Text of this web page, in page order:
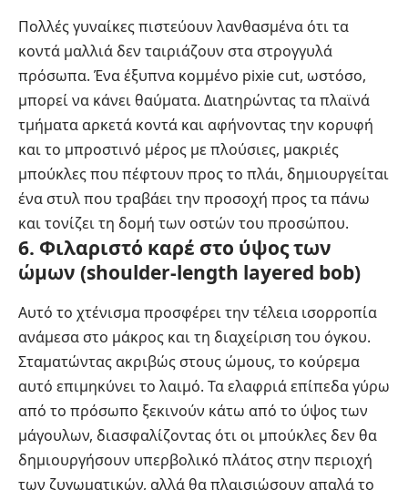
Πολλές γυναίκες πιστεύουν λανθασμένα ότι τα
κοντά μαλλιά δεν ταιριάζουν στα στρογγυλά
πρόσωπα. Ένα έξυπνα κομμένο pixie cut, ωστόσο,
μπορεί να κάνει θαύματα. Διατηρώντας τα πλαϊνά
τμήματα αρκετά κοντά και αφήνοντας την κορυφή
και το μπροστινό μέρος με πλούσιες, μακριές
μπούκλες που πέφτουν προς το πλάι, δημιουργείται
ένα στυλ που τραβάει την προσοχή προς τα πάνω
και τονίζει τη δομή των οστών του προσώπου.
6. Φιλαριστό καρέ στο ύψος των
ώμων (shoulder-length layered bob)
Αυτό το χτένισμα προσφέρει την τέλεια ισορροπία
ανάμεσα στο μάκρος και τη διαχείριση του όγκου.
Σταματώντας ακριβώς στους ώμους, το κούρεμα
αυτό επιμηκύνει το λαιμό. Τα ελαφριά επίπεδα γύρω
από το πρόσωπο ξεκινούν κάτω από το ύψος των
μάγουλων, διασφαλίζοντας ότι οι μπούκλες δεν θα
δημιουργήσουν υπερβολικό πλάτος στην περιοχή
των ζυγωματικών, αλλά θα πλαισιώσουν απαλά το